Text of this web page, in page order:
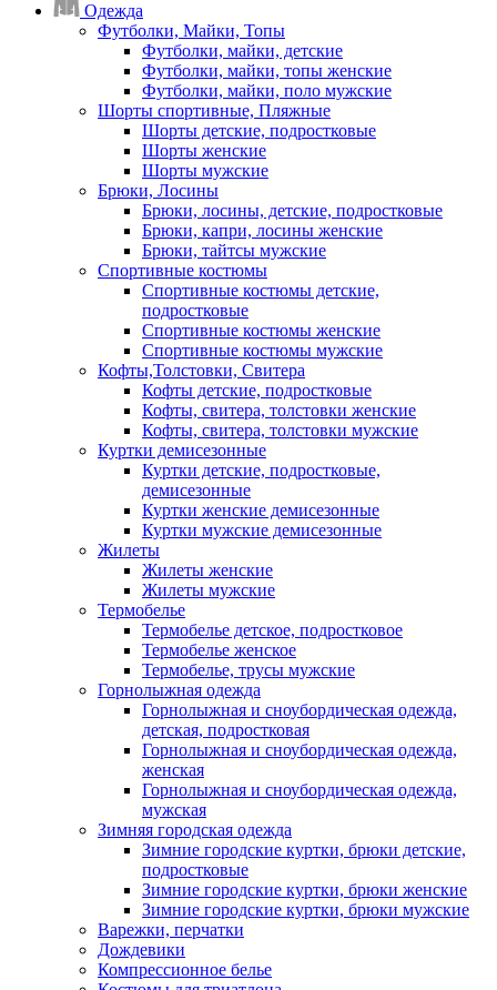
Одежда
Футболки, Майки, Топы
Футболки, майки, детские
Футболки, майки, топы женские
Футболки, майки, поло мужские
Шорты спортивные, Пляжные
Шорты детские, подростковые
Шорты женские
Шорты мужские
Брюки, Лосины
Брюки, лосины, детские, подростковые
Брюки, капри, лосины женские
Брюки, тайтсы мужские
Спортивные костюмы
Спортивные костюмы детские,
подростковые
Спортивные костюмы женские
Спортивные костюмы мужские
Кофты,Толстовки, Свитера
Кофты детские, подростковые
Кофты, свитера, толстовки женские
Кофты, свитера, толстовки мужские
Куртки демисезонные
Куртки детские, подростковые,
демисезонные
Куртки женские демисезонные
Куртки мужские демисезонные
Жилеты
Жилеты женские
Жилеты мужские
Термобелье
Термобелье детское, подростковое
Термобелье женское
Термобелье, трусы мужские
Горнолыжная одежда
Горнолыжная и сноубордическая одежда,
детская, подростковая
Горнолыжная и сноубордическая одежда,
женская
Горнолыжная и сноубордическая одежда,
мужская
Зимняя городская одежда
Зимние городские куртки, брюки детские,
подростковые
Зимние городские куртки, брюки женские
Зимние городские куртки, брюки мужские
Варежки, перчатки
Дождевики
Компрессионное белье